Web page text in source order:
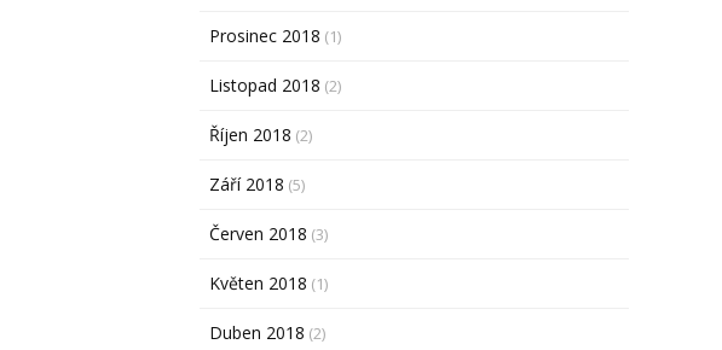
Prosinec 2018 (1)
Listopad 2018 (2)
Říjen 2018 (2)
Září 2018 (5)
Červen 2018 (3)
Květen 2018 (1)
Duben 2018 (2)